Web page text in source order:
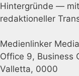
Hintergründe —
redaktioneller
Medienlinker
Office 9, Business
Valletta, 0000